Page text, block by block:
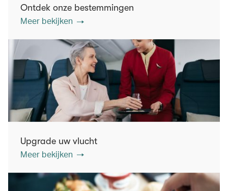
Ontdek onze bestemmingen
Meer bekijken
Upgrade uw vlucht
Meer bekijken